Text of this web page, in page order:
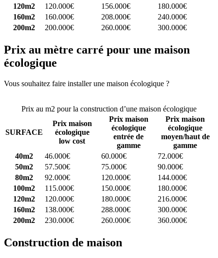
120m2
120.000€ 156.000€
180.000€
160m2
160.000€ 208.000€
240.000€
200m2
200.000€ 260.000€ 300.000€
Prix au mètre carré pour une maison
écologique
Vous souhaitez faire installer une maison écologique ?
Prix au m2 pour la construction d’une maison écologique
SURFACE
Prix maison
écologique
low cost
Prix maison
écologique
entrée de
gamme
Prix maison
écologique
moyen/haut de
gamme
40m2
46.000€ 60.000€
72.000€
50m2
57.500€ 75.000€
90.000€
80m2
92.000€ 120.000€
144.000€
100m2
115.000€ 150.000€
180.000€
120m2
120.000€ 180.000€
216.000€
160m2
138.000€ 288.000€
300.000€
200m2
230.000€ 260.000€ 360.000€
Construction de maison